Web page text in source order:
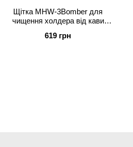
Щітка MHW-3Bomber для
чищення холдера від кави
619 грн